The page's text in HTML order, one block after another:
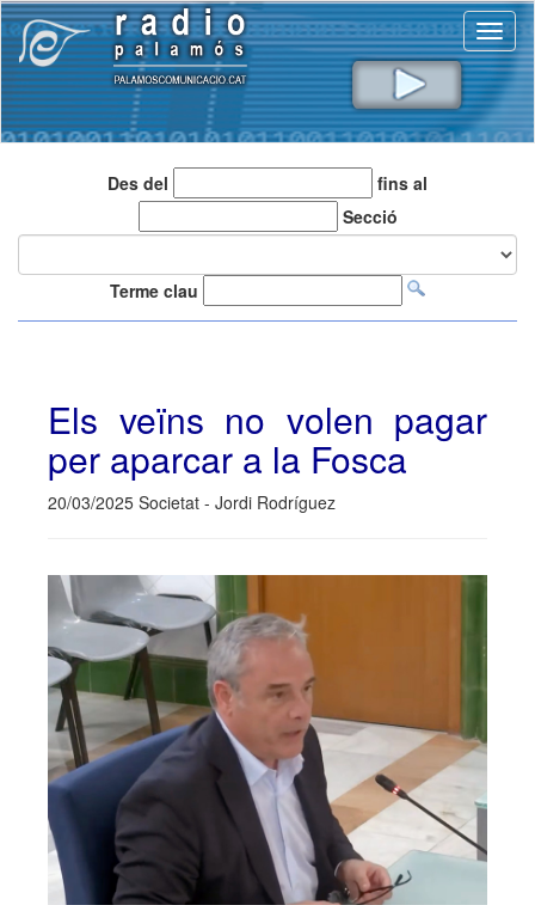
Des del
fins al
Secció
Terme clau
Els veïns no volen pagar
per aparcar a la Fosca
20/03/2025 Societat - Jordi Rodríguez